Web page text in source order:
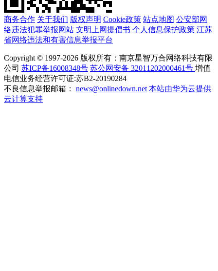
商务合作 关于我们 版权声明 Cookie政策 站点地图 公安部网
络违法犯罪举报网站 文明上网提倡书 个人信息保护政策 江苏
省网络违法和有害信息举报平台
Copyright © 1997-2026 版权所有：南京星智万合网络科技有限
公司 苏ICP备16008348号 苏公网安备 32011202000461号 增值
电信业务经营许可证:苏B2-20190284
不良信息举报邮箱： news@onlinedown.net 本站由华为云提供
云计算支持